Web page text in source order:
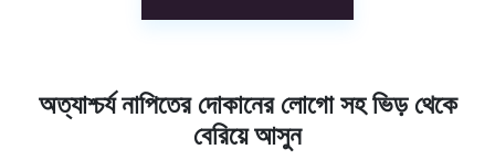
অত্যাশ্চর্য নাপিতের দোকানের লোগো সহ ভিড় থেকে
বেরিয়ে আসুন